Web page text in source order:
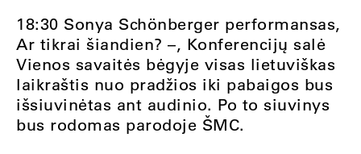
18:30 Sonya Schönberger performansas,
Ar tikrai šiandien? –, Konferencijų salė
Vienos savaitės bėgyje visas lietuviškas
laikraštis nuo pradžios iki pabaigos bus
išsiuvinėtas ant audinio. Po to siuvinys
bus rodomas parodoje ŠMC.